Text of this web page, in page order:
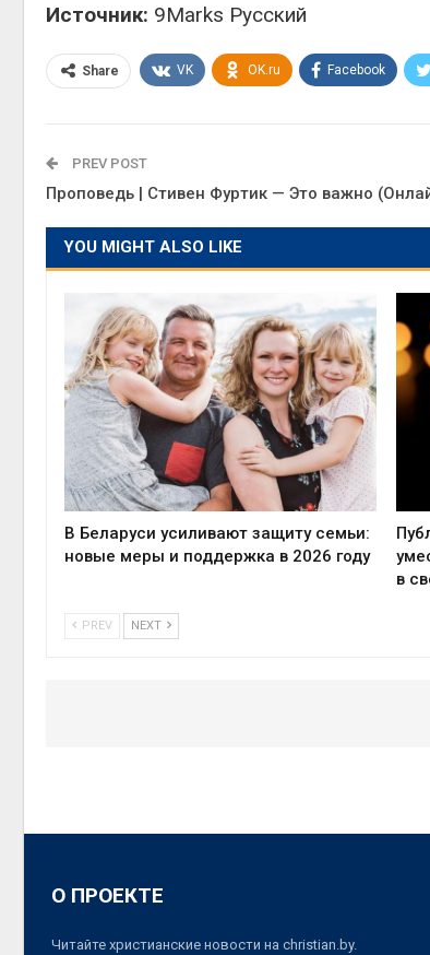
Источник: 9Marks Русский
Share VK OK.ru Facebook
PREV POST
Проповедь | Стивен Фуртик — Это важно
YOU MIGHT ALSO LIKE
В Беларуси усиливают защиту семьи:
новые меры и поддержка в 2026 году
в
PREV NEXT
О ПРОЕКТЕ
Читайте христианские новости на christian.by.